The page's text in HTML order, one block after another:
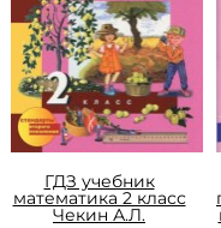
ГДЗ учебник
математика 2 класс
Чекин А.Л.